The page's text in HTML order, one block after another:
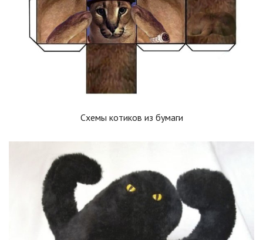
Схемы котиков из бумаги